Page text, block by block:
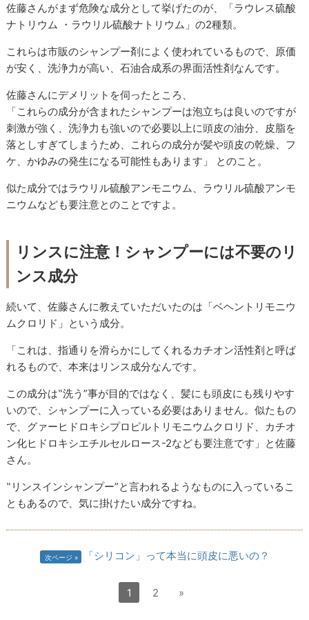
佐藤さんがまず危険な成分として挙げたのが、「ラウレス硫酸
ナトリウム ・ラウリル硫酸ナトリウム」の2種類。
これらは市販のシャンプー剤によく使われているもので、原価
が安く、洗浄力が高い、石油合成系の界面活性剤なんです。
佐藤さんにデメリットを伺ったところ、
「これらの成分が含まれたシャンプーは泡立ちは良いのですが
刺激が強く、洗浄力も強いので必要以上に頭皮の油分、皮脂を
落としすぎてしまうため、これらの成分が髪や頭皮の乾燥、フ
ケ、かゆみの発生になる可能性もあります」 とのこと。
似た成分ではラウリル硫酸アンモニウム、ラウリル硫酸アンモ
ニウムなども要注意とのことですよ。
リンスに注意！シャンプーには不要のリ
ンス成分
続いて、佐藤さんに教えていただいたのは「ベヘントリモニウ
ムクロリド」という成分。
「これは、指通りを滑らかにしてくれるカチオン活性剤と呼ば
れるもので、本来はリンス成分なんです。
この成分は‟洗う”事が目的ではなく、髪にも頭皮にも残りやす
いので、シャンプーに入っている必要はありません。似たもの
で、グァーヒドロキシプロピルトリモニウムクロリド、カチオ
ン化ヒドロキシエチルセルロース-2なども要注意です」と佐藤
さん。
‟リンスインシャンプー”と言われるようなものに入っているこ
ともあるので、気に掛けたい成分ですね。
次ページ 「シリコン」って本当に頭皮に悪いの？
1 2 »